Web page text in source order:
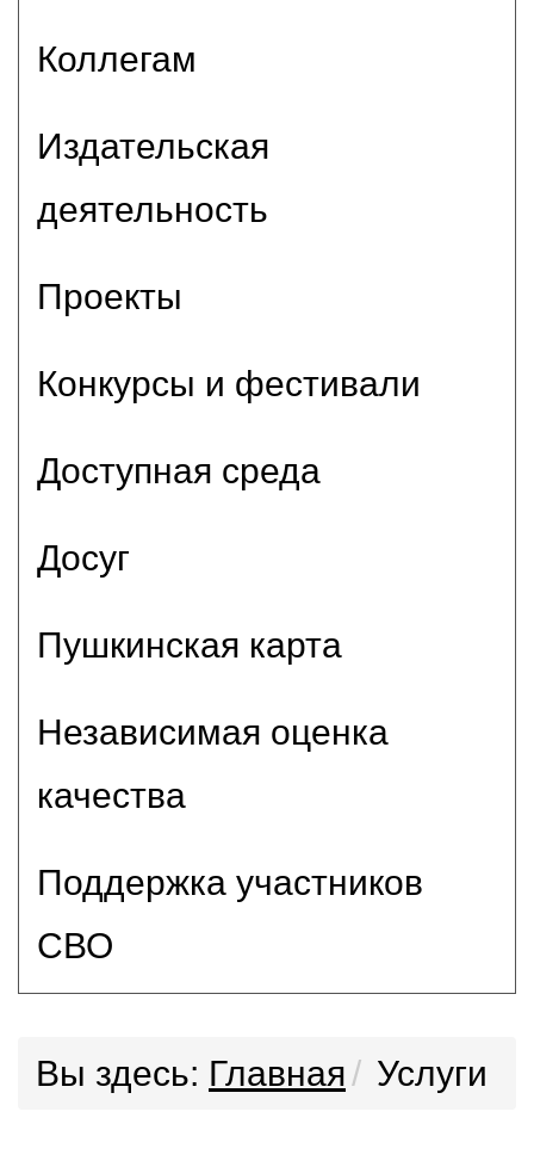
Коллегам
Издательская
деятельность
Проекты
Конкурсы и фестивали
Доступная среда
Досуг
Пушкинская карта
Независимая оценка
качества
Поддержка участников
СВО
Вы здесь: Главная Услуги